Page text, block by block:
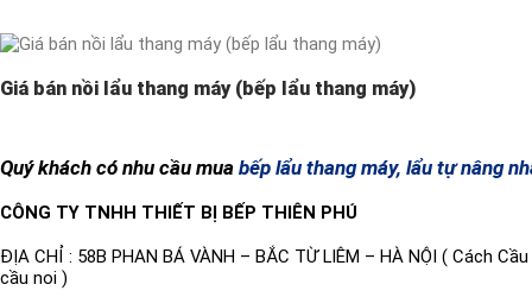
Giá bán nồi lẩu thang máy (bếp lẩu thang máy)
Quý khách có nhu cầu mua bếp lẩu thang máy, lẩu tự nâng
CÔNG TY TNHH THIẾT BỊ BẾP THIÊN PHÚ
ĐỊA CHỈ : 58B PHAN BÁ VÀNH – BẮC TỪ LIÊM – HÀ NỘI ( Cách
cầu noi )